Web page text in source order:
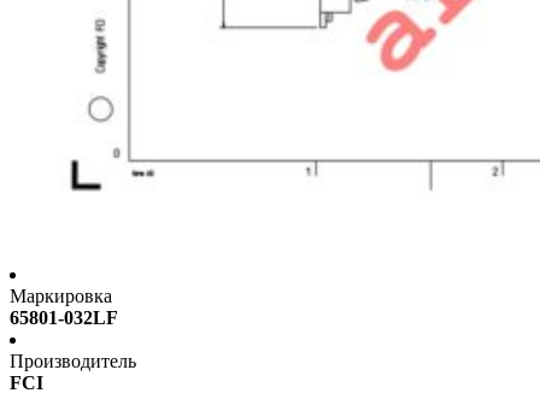
Маркировка
65801-032LF
Производитель
FCI